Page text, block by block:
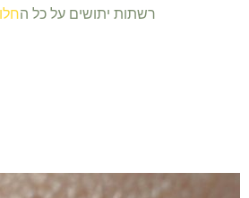
רשתות יתושים על כל ה